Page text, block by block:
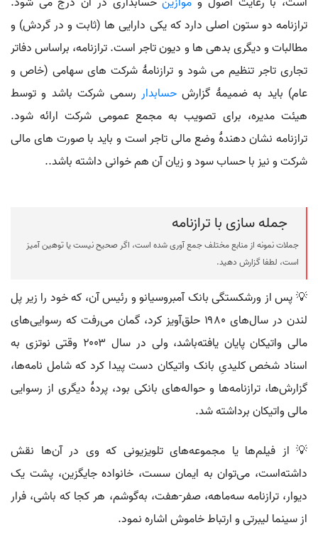
ترازنامه دو ستون اصلی دارد که یکی دارایی ها (ثابت و در گردش) و
مطالبات و دیگری بدهی ها و دیون تاجر است. ترازنامه، براساس دفاتر
تجاری تاجر تنظیم می شود و ترازنامۀ شرکت های سهامی (خاص و
عام) باید به ضمیمۀ گزارش حسابدار رسمی شرکت باشد و توسط
هیئت مدیره، برای تصویب به مجمع عمومی شرکت ارائه شود.
ترازنامه نشان دهندۀ وضع مالی تاجر است و باید با صورت های مالی
شرکت و نیز با حساب سود و زیان آن هم خوانی داشته باشد..
جمله سازی با ترازنامه
جملات نمونه از منابع مختلف جمع آوری شده است، اگر صحیح نیست یا توهین آمیز
است، لطفا گزارش دهید.
💡 پس از ورشکستگی بانک آمبروسیانو و رئیس آن، که خود را زیر پل
لندن در سال‌های ۱۹۸۰ حلق‌آویز کرد، گمان می‌رفت که رسوایی‌های
مالی واتیکان پایان یافته‌باشد، ولی در سال ۲۰۰۳ وقتی نوتزی به
اسناد شخص کلیدیِ بانک واتیکان دست پیدا کرد که شامل نامه‌ها،
گزارش‌ها، ترازنامه‌ها و حواله‌های بانکی بود، پردهٔ دیگری از رسوایی
مالی واتیکان برداشته شد.
💡 از فیلم‌ها یا مجموعه‌های تلویزیونی که وی در آن‌ها نقش
داشته‌است، می‌توان به ایمان سست، خانواده جایگزین، پشت یک
دیوار، ترازنامه سه‌ماهه، صفر-هفت، به‌گوشم، هر کجا که باشی، فرار
از سینما لیبرتی و ارتباط خاموش اشاره نمود.